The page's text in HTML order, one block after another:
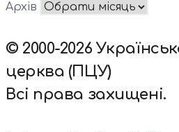
Архів
© 2000-2026
церква (ПЦУ)
Всі права захищені.